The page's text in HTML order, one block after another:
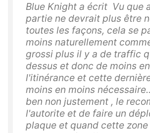
Blue Knight a écrit Vu que
partie ne devrait plus être
toutes les façons, cela se
moins naturellement
grossi plus il y a de traffic
dessus et donc de moins
l'itinérance et cette
moins en moins
ben non justement , le
l'autorite et de faire un
plaque et quand cette